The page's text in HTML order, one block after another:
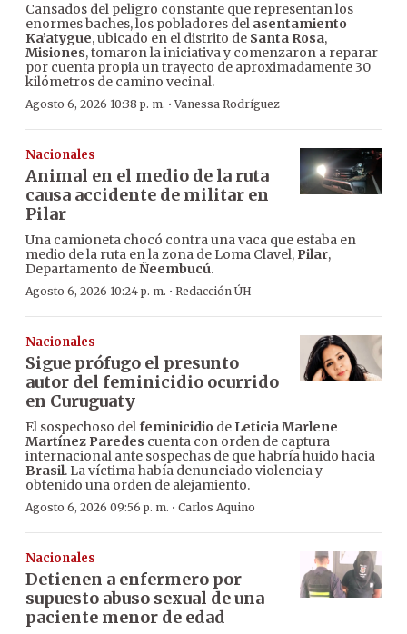
Cansados del peligro constante que representan los
enormes baches, los pobladores del asentamiento
Ka’atygue, ubicado en el distrito de Santa Rosa,
Misiones, tomaron la iniciativa y comenzaron a reparar
por cuenta propia un trayecto de aproximadamente 30
kilómetros de camino vecinal.
Agosto 6, 2026 10:38 p. m. ·Vanessa Rodríguez
Nacionales
Animal en el medio de la ruta
causa accidente de militar en
Pilar
Una camioneta chocó contra una vaca que estaba en
medio de la ruta en la zona de Loma Clavel, Pilar,
Departamento deÑeembucú.
Agosto 6, 2026 10:24 p. m. · Redacción ÚH
Nacionales
Sigue prófugo el presunto
autor del feminicidio ocurrido
en Curuguaty
El sospechoso delfeminicidio de Leticia Marlene
Martínez Paredes cuenta con orden de captura
internacional ante sospechas de que habría huido hacia
Brasil. La víctima había denunciado violencia y
obtenido una orden de alejamiento.
Agosto 6, 2026 09:56 p. m. · Carlos Aquino
Nacionales
Detienen a enfermero por
supuesto abuso sexual de una
paciente menor de edad